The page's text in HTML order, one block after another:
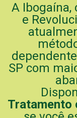
A Ibogaína,
e
SP com
Tratamento